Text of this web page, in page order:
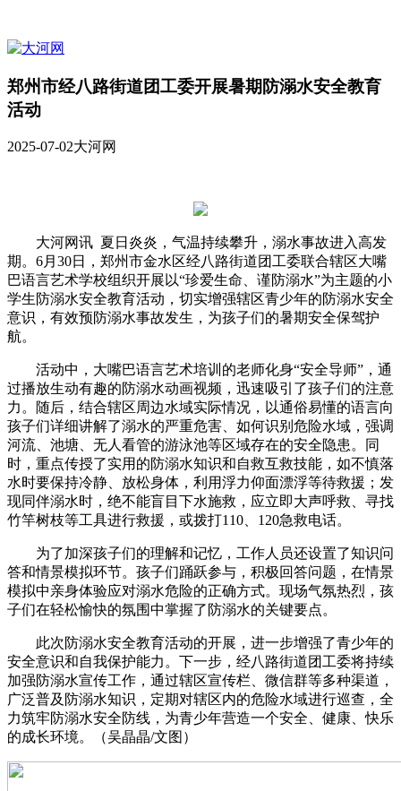
郑州市经八路街道团工委开展暑期防溺水安全教育
活动
2025-07-02大河网
大河网讯 夏日炎炎，气温持续攀升，溺水事故进入高发
期。6月30日，郑州市金水区经八路街道团工委联合辖区大嘴
巴语言艺术学校组织开展以“珍爱生命、谨防溺水”为主题的小
学生防溺水安全教育活动，切实增强辖区青少年的防溺水安全
意识，有效预防溺水事故发生，为孩子们的暑期安全保驾护
航。
活动中，大嘴巴语言艺术培训的老师化身“安全导师”，通
过播放生动有趣的防溺水动画视频，迅速吸引了孩子们的注意
力。随后，结合辖区周边水域实际情况，以通俗易懂的语言向
孩子们详细讲解了溺水的严重危害、如何识别危险水域，强调
河流、池塘、无人看管的游泳池等区域存在的安全隐患。同
时，重点传授了实用的防溺水知识和自救互救技能，如不慎落
水时要保持冷静、放松身体，利用浮力仰面漂浮等待救援；发
现同伴溺水时，绝不能盲目下水施救，应立即大声呼救、寻找
竹竿树枝等工具进行救援，或拨打110、120急救电话。
为了加深孩子们的理解和记忆，工作人员还设置了知识问
答和情景模拟环节。孩子们踊跃参与，积极回答问题，在情景
模拟中亲身体验应对溺水危险的正确方式。现场气氛热烈，孩
子们在轻松愉快的氛围中掌握了防溺水的关键要点。
此次防溺水安全教育活动的开展，进一步增强了青少年的
安全意识和自我保护能力。下一步，经八路街道团工委将持续
加强防溺水宣传工作，通过辖区宣传栏、微信群等多种渠道，
广泛普及防溺水知识，定期对辖区内的危险水域进行巡查，全
力筑牢防溺水安全防线，为青少年营造一个安全、健康、快乐
的成长环境。（吴晶晶/文图）